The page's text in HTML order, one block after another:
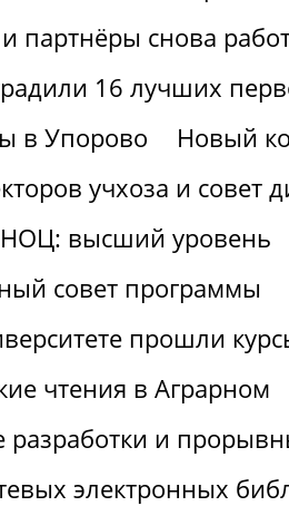
партнёры снова
16 лучших
в Упорово
Новый
учхоза и совет
высший уровень
совет программы
прошли
чтения в Аграрном
разработки и
электронных